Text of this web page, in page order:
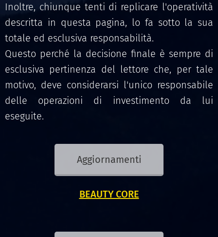
Inoltre, chiunque tenti di replicare l'operatività
descritta in questa pagina, lo fa sotto la sua
totale ed esclusiva responsabilità.
Questo perché la decisione finale è sempre di
esclusiva pertinenza del lettore che, per tale
motivo, deve considerarsi l'unico responsabile
delle operazioni di investimento da lui
eseguite.
Aggiornamenti
BEAUTY CORE